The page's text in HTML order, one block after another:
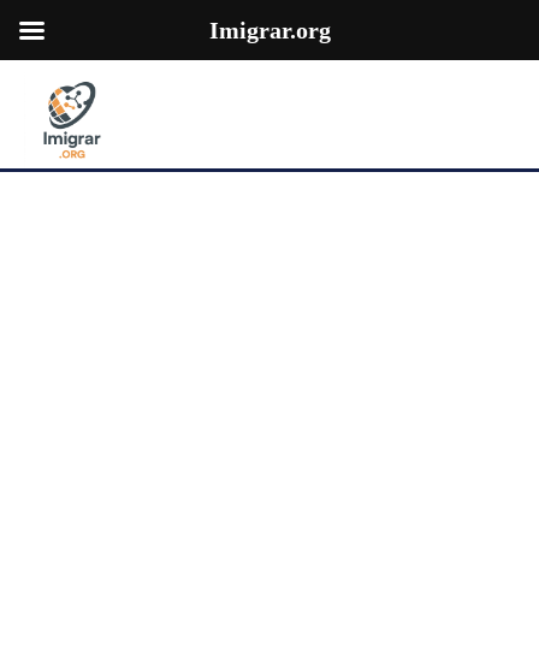
Imigrar.org